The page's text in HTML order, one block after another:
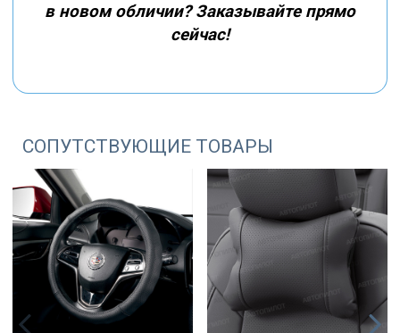
в новом обличии? Заказывайте прямо
сейчас!
СОПУТСТВУЮЩИЕ ТОВАРЫ